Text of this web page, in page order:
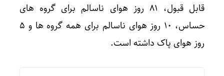
قابل قبول، 81 روز هوای ناسالم برای گروه های
حساس، 10 روز هوای ناسالم برای همه گروه ها و 5
روز هوای پاک داشته است.